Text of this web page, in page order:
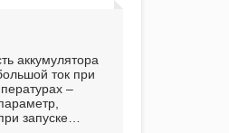
аккумулятора
ток при
–
запуске